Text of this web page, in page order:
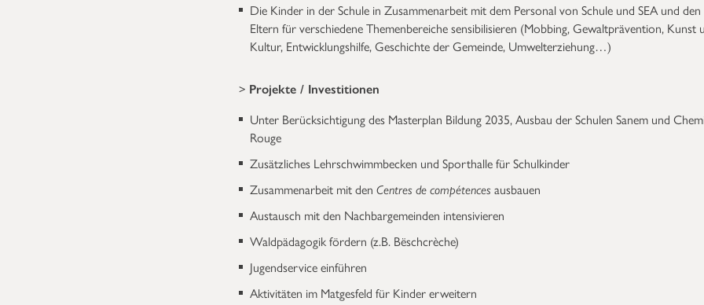
Die Kinder in der Schule in Zusammenarbeit mit dem Personal von Schule und SEA und den
Eltern für verschiedene Themenbereiche sensibilisieren (Mobbing, Gewaltprävention, Kunst
Kultur, Entwicklungshilfe, Geschichte der Gemeinde, Umwelterziehung…)
> Projekte / Investitionen
Unter Berücksichtigung des Masterplan Bildung 2035, Ausbau der Schulen Sanem und
Rouge
Zusätzliches Lehrschwimmbecken und Sporthalle für Schulkinder
Zusammenarbeit mit den Centres de compétencesausbauen
Austausch mit den Nachbargemeinden intensivieren
Waldpädagogik fördern (z.B. Bëschcrèche)
Jugendservice einführen
Aktivitäten im Matgesfeld für Kinder erweitern